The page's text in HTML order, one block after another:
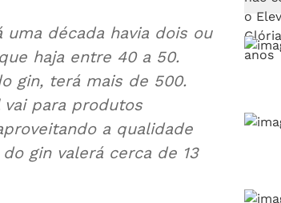
década havia dois ou
haja entre 40 a 50.
gin, terá mais de 500.
vai para produtos
a qualidade
gin valerá cerca de 13